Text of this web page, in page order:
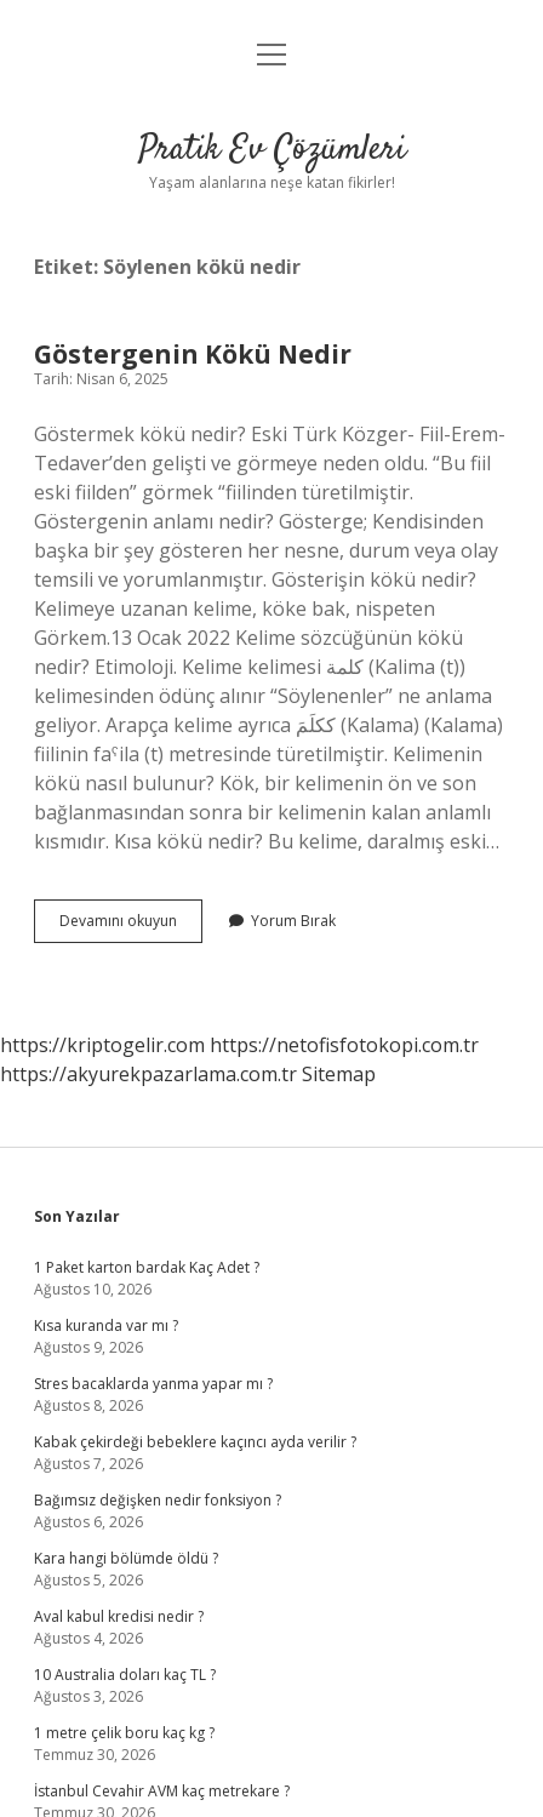
Anasayfa
Yasal Uyarı
menüyü
Pratik Ev Çözümleri
Yaşam alanlarına neşe katan fikirler!
Etiket: Söylenen kökü nedir
Göstergenin Kökü Nedir
Tarih: Nisan 6, 2025
Göstermek kökü nedir? Eski Türk Közger- Fiil-Erem-
Tedaver’den gelişti ve görmeye neden oldu. “Bu fiil
eski fiilden” görmek “fiilinden türetilmiştir.
Göstergenin anlamı nedir? Gösterge; Kendisinden
başka bir şey gösteren her nesne, durum veya olay
temsili ve yorumlanmıştır. Gösterişin kökü nedir?
Kelimeye uzanan kelime, köke bak, nispeten
Görkem.13 Ocak 2022 Kelime sözcüğünün kökü
nedir? Etimoloji. Kelime kelimesi كلمة (Kalima (t))
kelimesinden ödünç alınır “Söylenenler” ne anlama
geliyor. Arapça kelime ayrıca ككلَمَ (Kalama) (Kalama)
fiilinin faˁila (t) metresinde türetilmiştir. Kelimenin
kökü nasıl bulunur? Kök, bir kelimenin ön ve son
bağlanmasından sonra bir kelimenin kalan anlamlı
kısmıdır. Kısa kökü nedir? Bu kelime, daralmış eski…
Devamını okuyun Göstergenin
Kökü
Yorum Bırak
https://kriptogelir.com https://netofisfotokopi.com.tr
https://akyurekpazarlama.com.trSitemap
Sidebar
Son Yazılar
1 Paket karton bardak Kaç Adet ?
Ağustos 10, 2026
Kısa kuranda var mı ?
Ağustos 9, 2026
Stres bacaklarda yanma yapar mı ?
Ağustos 8, 2026
Kabak çekirdeği bebeklere kaçıncı ayda verilir ?
Ağustos 7, 2026
Bağımsız değişken nedir fonksiyon ?
Ağustos 6, 2026
Kara hangi bölümde öldü ?
Ağustos 5, 2026
Aval kabul kredisi nedir ?
Ağustos 4, 2026
10 Australia doları kaç TL ?
Ağustos 3, 2026
1 metre çelik boru kaç kg ?
Temmuz 30, 2026
İstanbul Cevahir AVM kaç metrekare ?
Temmuz 30, 2026